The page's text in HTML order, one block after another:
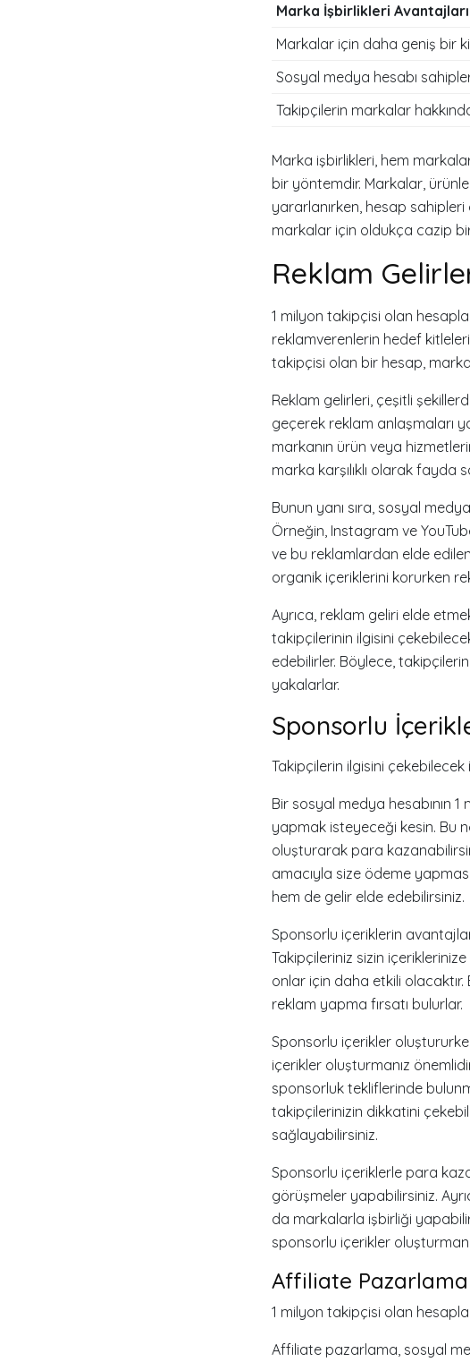
Marka İşbirlikleri Avantajları
Markalar için daha geniş bir
Sosyal medya hesabı
Takipçilerin markalar
Marka işbirlikleri, hem
bir yöntemdir. Markalar,
yararlanırken, hesap
markalar için oldukça cazip bir
Reklam
1 milyon takipçisi olan
reklamverenlerin hedef
takipçisi olan bir hesap,
Reklam gelirleri, çeşitli
geçerek reklam anlaşmaları
markanın ürün veya
marka karşılıklı olarak fayda
Bunun yanı sıra, sosyal
Örneğin, Instagram ve
ve bu reklamlardan elde edilen
organik içeriklerini korurken
Ayrıca, reklam geliri elde
takipçilerinin ilgisini
edebilirler. Böylece,
yakalarlar.
Sponsorlu
Takipçilerin ilgisini
Bir sosyal medya hesabının
yapmak isteyeceği kesin. Bu
oluşturarak para
amacıyla size ödeme
hem de gelir elde edebilirsiniz.
Sponsorlu içeriklerin
Takipçileriniz sizin
onlar için daha etkili
reklam yapma fırsatı bulurlar.
Sponsorlu içerikler
içerikler oluşturmanız
sponsorluk tekliflerinde
takipçilerinizin dikkatini
sağlayabilirsiniz.
Sponsorlu içeriklerle para
görüşmeler yapabilirsiniz.
da markalarla işbirliği
sponsorlu içerikler
Affiliate Pazarlama
1 milyon takipçisi olan
Affiliate pazarlama, sosyal